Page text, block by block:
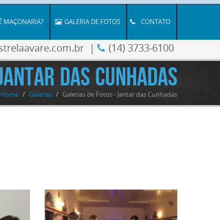
MAÇONARIA? GALERIA DE FOTOS CONTATO
| (14) 3733-6100
das Cunhadas
Home / Galerias / Galerias de Fotos - Jantar das Cunhadas
Clique
Clique
para